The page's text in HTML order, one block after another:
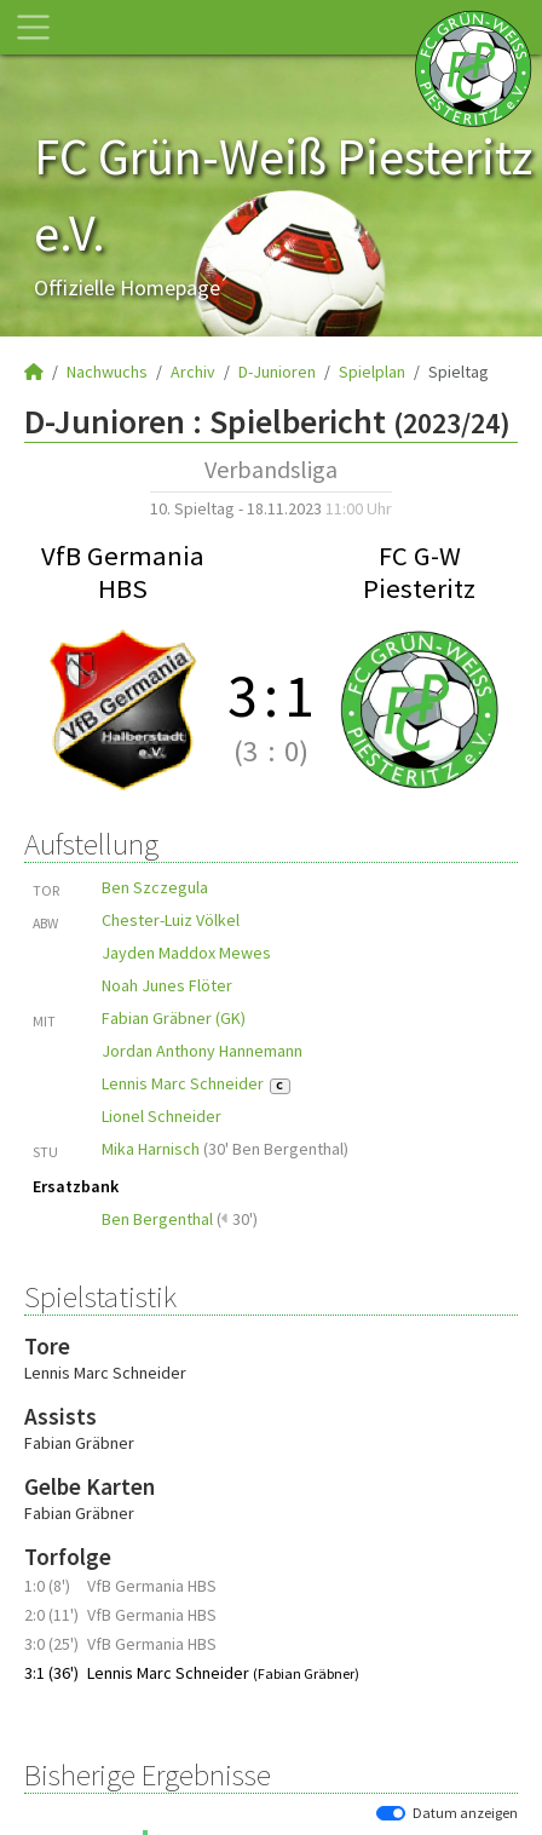
FC Grün-Weiß Piesteritz
e.V.
Offizielle Homepage
Nachwuchs Archiv D-Junioren Spielplan Spieltag
D-Junioren : Spielbericht (2023/24)
Verbandsliga
10. Spieltag - 18.11.2023 11:00 Uhr
VfB Germania
HBS
FC G-W
Piesteritz
3:1
(3 : 0)
Aufstellung
TOR Ben Szczegula
ABW
Chester-Luiz Völkel
Jayden Maddox Mewes
Noah Junes Flöter
MIT
Fabian Gräbner (GK)
Jordan Anthony Hannemann
Lennis Marc Schneider
C
Lionel Schneider
STU Mika Harnisch (30' Ben Bergenthal)
Ersatzbank
Ben Bergenthal ( 30')
Spielstatistik
Tore
Lennis Marc Schneider
Assists
Fabian Gräbner
Gelbe Karten
Fabian Gräbner
Torfolge
1:0 (8')
VfB Germania HBS
2:0 (11') VfB Germania HBS
3:0 (25') VfB Germania HBS
3:1 (36') Lennis Marc Schneider (Fabian Gräbner)
Bisherige Ergebnisse
Datum anzeigen